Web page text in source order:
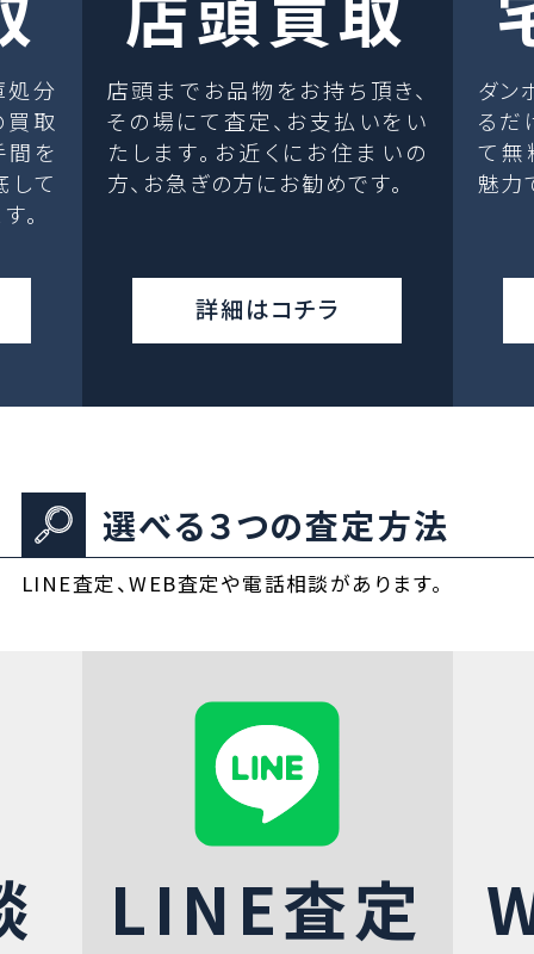
処分
取
間を
して
。
店頭までお品物をお持ち頂き、
その場にて査定、お支払いをい
たします。お近くにお住まいの
方、お急ぎの方にお勧めです。
詳細はコチラ
ダン
るだ
て無
魅力
選べる３つの査定方法
LINE査定、WEB査定や電話相談があります。
LINE査定